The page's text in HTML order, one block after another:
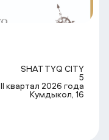
SHATTYQ CITY
5
II квартал 2026 года
Кумдыкол, 16